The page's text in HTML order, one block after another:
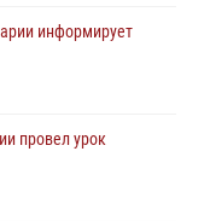
информирует
провел урок